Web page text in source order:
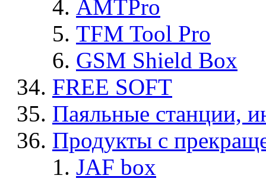
AMTPro
TFM Tool Pro
GSM Shield Box
FREE SOFT
Паяльные станции,
Продукты с
JAF box